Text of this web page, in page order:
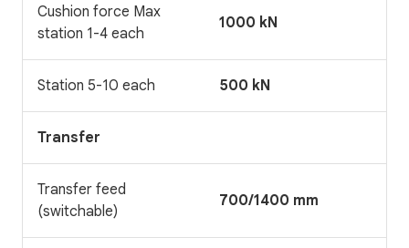
Cushion force Max
station 1-4 each
1000 kN
Station 5-10 each 500 kN
Transfer
Transfer feed
(switchable)
700/1400 mm